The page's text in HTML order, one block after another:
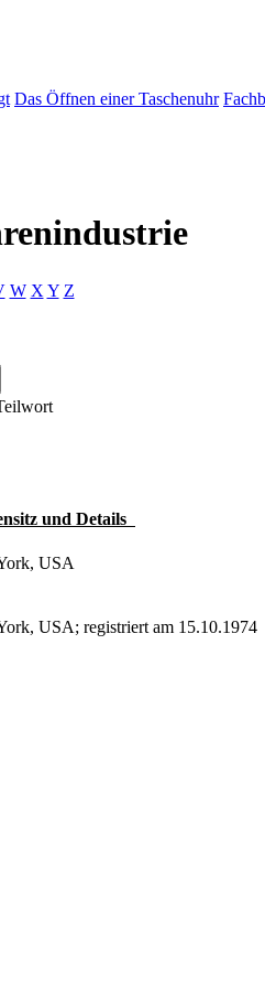
Das Öffnen einer Taschenuhr
W X Y Z
und Details
USA
USA; registriert am 15.10.1974